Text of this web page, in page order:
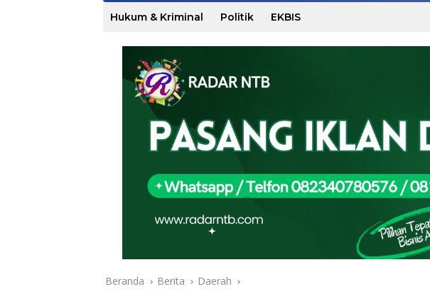
Hukum & Kriminal Politik EKBIS
Beranda Berita Daerah